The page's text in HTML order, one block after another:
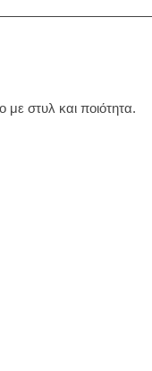
στυλ και ποιότητα.